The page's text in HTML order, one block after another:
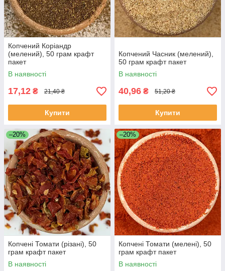
Копчений Коріандр
(мелений), 50 грам крафт
пакет
В наявності
17,12 ₴ 21,40 ₴
Купити
Копчений Часник (мелений),
50 грам крафт пакет
В наявності
40,96 ₴ 51,20 ₴
Купити
–20%
Копчені Томати (різані), 50
грам крафт пакет
В наявності
–20%
Копчені Томати (мелені), 50
грам крафт пакет
В наявності